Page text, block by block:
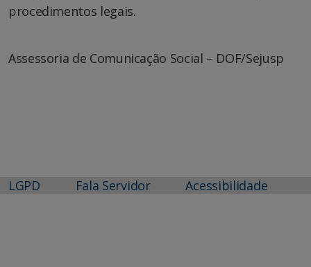
procedimentos legais.
Assessoria de Comunicação Social – DOF/Sejusp
LGPD Fala Servidor Acessibilidade